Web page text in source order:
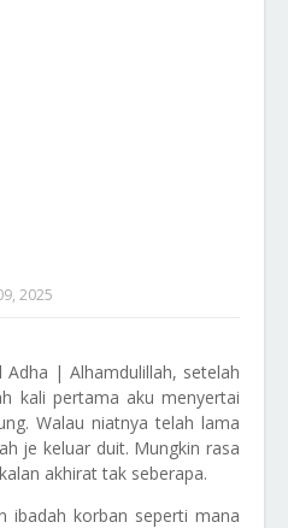
2025
Adha | Alhamdulillah, setelah
kali pertama aku menyertai
Walau niatnya telah lama
je keluar duit. Mungkin rasa
akhirat tak seberapa.
ibadah korban seperti mana